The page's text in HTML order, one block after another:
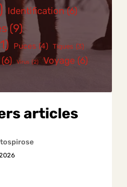
Identification (6)
(9)
Puces (4) Tiques (3)
(6) Virus (2) Voyage (6)
articles